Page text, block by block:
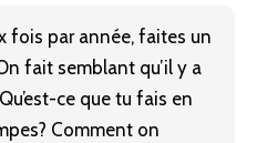
fois par année, faites un
fait semblant qu’il y a
ce que tu fais en
Comment on